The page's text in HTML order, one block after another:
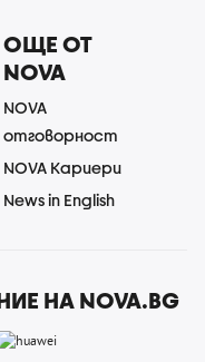
ОЩЕ ОТ
NOVA
NOVA
отговорност
NOVA Кариери
News in English
НА NOVA.BG